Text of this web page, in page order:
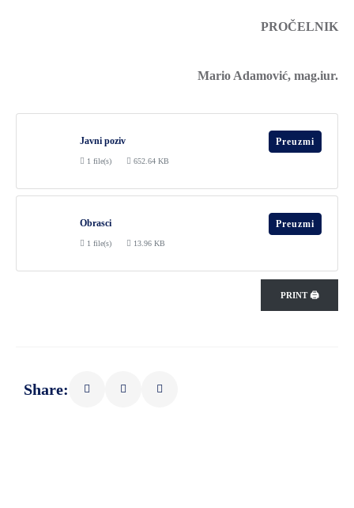
PROČELNIK
Mario Adamović, mag.iur.
Javni poziv
1 file(s) 652.64 KB
Preuzmi
Obrasci
1 file(s) 13.96 KB
Preuzmi
PRINT 🖨
Share: